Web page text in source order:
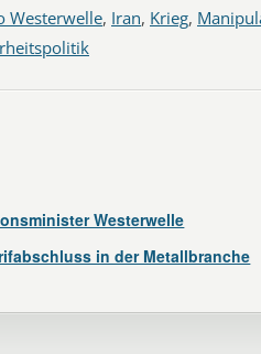
Westerwelle, Iran, Krieg,
Westerwelle
in der Metallbranche